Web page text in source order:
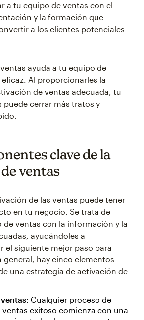
a tu equipo de ventas con el
y la formación que
a los clientes potenciales
ayuda a tu equipo de
Al proporcionarles la
de ventas adecuada, tu
puede cerrar más tratos y
clave de la
ventas
de las ventas puede tener
en tu negocio. Se trata de
de ventas con la información y la
ayudándoles a
el siguiente mejor paso para
general, hay cinco elementos
una estrategia de activación de
Cualquier proceso de
exitoso comienza con una